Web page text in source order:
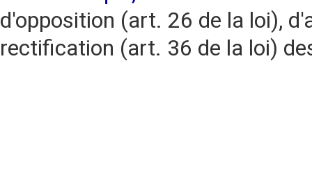
d'opposition (art. 26 de la loi),
rectification (art. 36 de la loi)